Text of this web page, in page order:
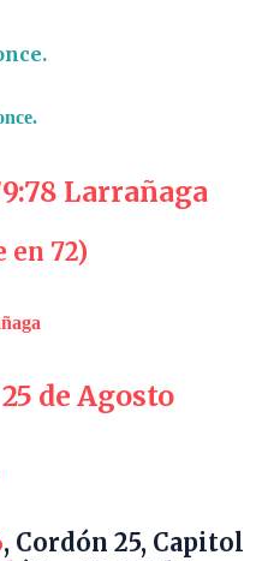
Larrañaga
en 72)
de Agosto
, Cordón 25, Capitol